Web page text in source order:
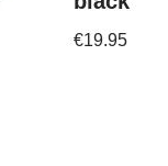
€19.95